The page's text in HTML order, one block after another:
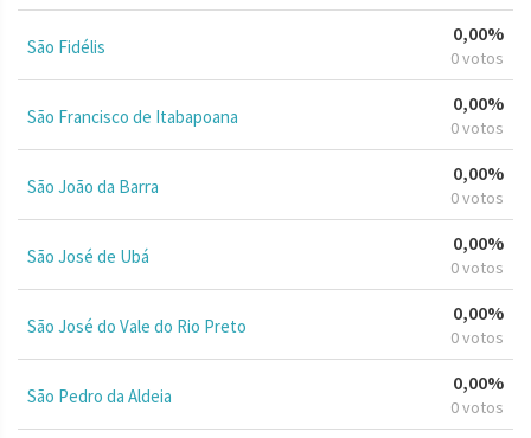
São Fidélis
0,00%
0 votos
São Francisco de Itabapoana
0,00%
0 votos
São João da Barra
0,00%
0 votos
São José de Ubá
0,00%
0 votos
São José do Vale do Rio Preto
0,00%
0 votos
São Pedro da Aldeia
0,00%
0 votos